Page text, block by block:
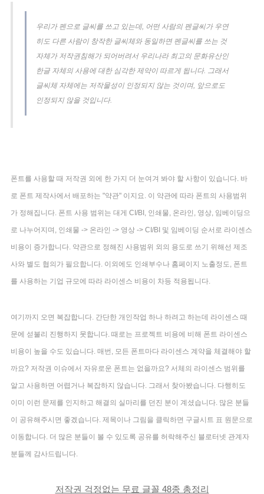
우리가 펜으로 글씨를 쓰고 있는데, 어떤 사람의 펜글씨가 우연
히도 다른 사람이 창작한 글씨체와 동일하면 펜글씨를 쓰는 것
자체가 저작권침해가 되어버려서 우리나라 최고의 문화유산인
한글 자체의 사용에 대한 심각한 제약이 따르게 됩니다. 그래서
글씨체 자체에는 저작물성이 인정되지 않는 것이며, 앞으로도
인정되지 않을 것입니다.
폰트를 사용할 때 저작권 외에 한 가지 더 눈여겨 봐야 할 사항이 있습니다. 바
로 폰트 제작사에서 배포하는 "약관" 이지요. 이 약관에 따라 폰트의 사용범위
가 정해집니다. 폰트 사용 범위는 대게 CI/BI, 인쇄물, 온라인, 영상, 임베이딩으
로 나누어지며, 인쇄물 -> 온라인 -> 영상 -> CI/BI 및 임베이딩 순서로 라이센스
비용이 증가합니다. 약관으로 정해진 사용범위 외의 용도로 쓰기 위해선 제조
사와 별도 협의가 필요합니다. 이외에도 인쇄부수나 홈페이지 노출정도, 폰트
를 사용하는 기업 규모에 따라 라이센스 비용이 차등 적용됩니다.
여기까지 오면 복잡합니다. 간단한 개인작업 하나 하려고 하는데 라이센스 때
문에 섣불리 진행하지 못합니다. 때로는 프로젝트 비용에 비해 폰트 라이센스
비용이 높을 수도 있습니다. 매번, 모든 폰트마다 라이센스 계약을 체결해야 할
까요? 저작권 이슈에서 자유로운 폰트는 없을까요? 서체의 라이센스 범위를
알고 사용하면 어렵거나 복잡하지 않습니다. 그래서 찾아봤습니다. 다행히도
이미 이런 문제를 인지하고 해결의 실마리를 던진 분이 계셨습니다. 많은 분들
이 공유해주시면 좋겠습니다. 제목이나 그림을 클릭하면 구글시트 표 원문으로
이동합니다. 더 많은 분들이 볼 수 있도록 공유를 허락해주신 블로터넷 관계자
분들께 감사드립니다.
저작권 걱정없는 무료 글꼴 48종 총정리